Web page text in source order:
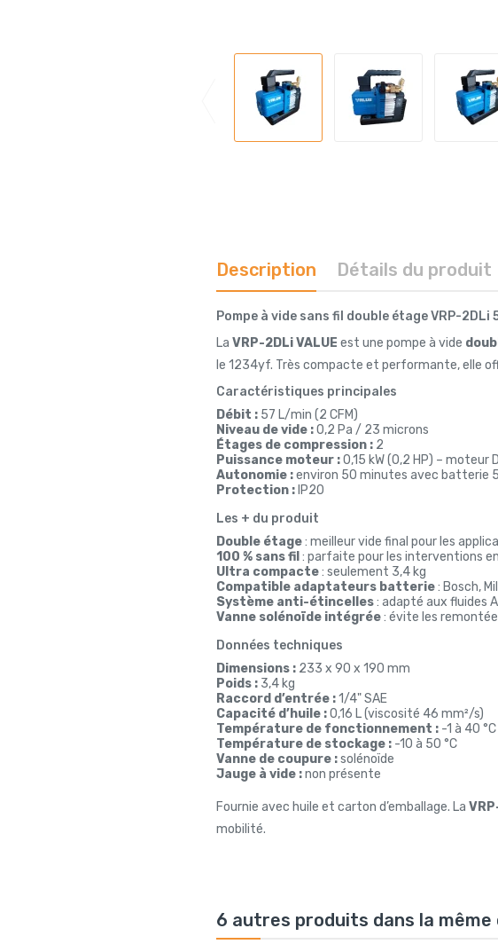
Description Détails du produit
Pompe à vide sans fil double étage VRP-2DLi
La VRP-2DLi VALUE est une pompe à vide
le 1234yf. Très compacte et performante, elle
Caractéristiques principales
Débit : 57 L/min (2 CFM)
Niveau de vide :0,2 Pa / 23 microns
Étages de compression : 2
Puissance moteur :0,15 kW (0,2 HP) – moteur
Autonomie :environ 50 minutes avec batterie
Protection : IP20
Les + du produit
Double étage: meilleur vide final pour les
100 % sans fil : parfaite pour les interventions
Ultra compacte: seulement 3,4 kg
Compatible adaptateurs batterie: Bosch,
Système anti-étincelles: adapté aux fluides
Vanne solénoïde intégrée: évite les
Données techniques
Dimensions : 233 x 90 x 190 mm
Poids : 3,4 kg
Raccord d’entrée :1/4" SAE
Capacité d’huile :0,16 L (viscosité 46 mm²/s)
Température de fonctionnement : -1 à 40 °C
Température de stockage : -10 à 50 °C
Vanne de coupure :solénoïde
Jauge à vide :non présente
Fournie avec huile et carton d’emballage. La
mobilité.
6 autres produits dans la même